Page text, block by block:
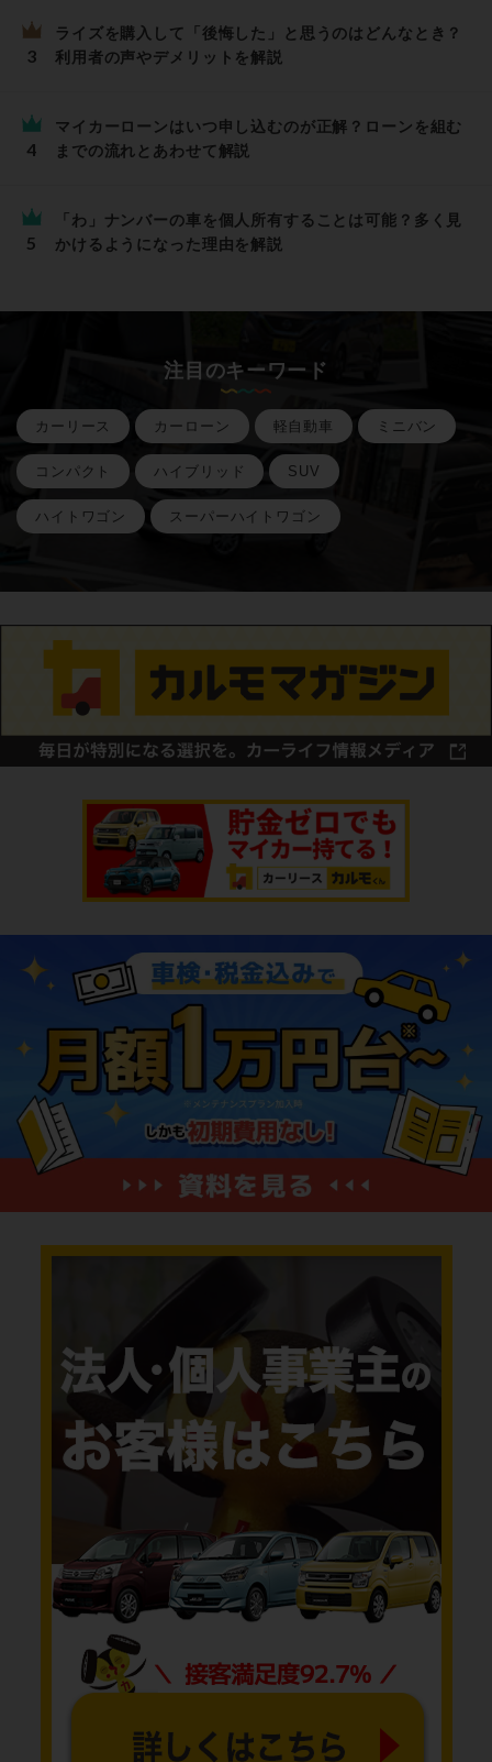
ライズを購入して「後悔した」と思うのはどんなとき？
利用者の声やデメリットを解説
マイカーローンはいつ申し込むのが正解？ローンを組む
までの流れとあわせて解説
「わ」ナンバーの車を個人所有することは可能？多く見
かけるようになった理由を解説
注目のキーワード
カーリース カーローン 軽自動車 ミニバン
コンパクト ハイブリッド SUV
ハイトワゴン スーパーハイトワゴン